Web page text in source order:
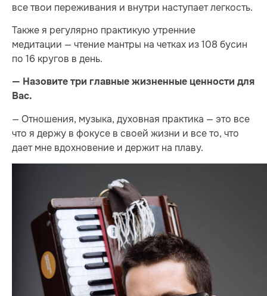
все твои переживания и внутри наступает легкость.
Также я регулярно практикую утренние
медитации — чтение мантры на четках из 108 бусин
по 16 кругов в день.
— Назовите три главные жизненные ценности для
Вас.
— Отношения, музыка, духовная практика — это все
что я держу в фокусе в своей жизни и все то, что
дает мне вдохновение и держит на плаву.